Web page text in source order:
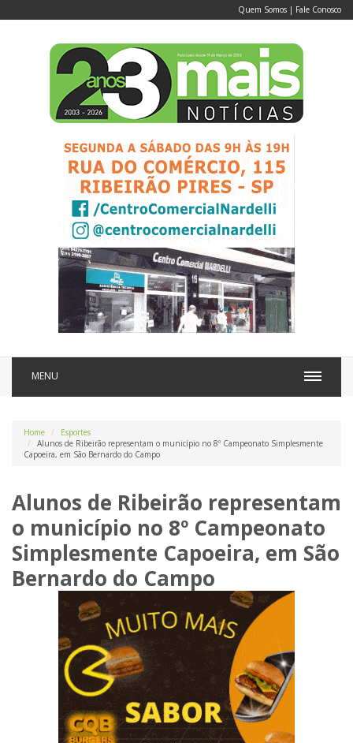
Quem Somos | Fale Conosco
MENU
Home
Esportes
Alunos de Ribeirão representam o município no 8º Campeonato Simplesmente
Capoeira, em São Bernardo do Campo
Alunos de Ribeirão representam
o município no 8º Campeonato
Simplesmente Capoeira, em São
Bernardo do Campo